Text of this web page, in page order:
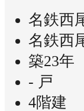
名鉄西
名鉄西
築23年
- 戸
4階建